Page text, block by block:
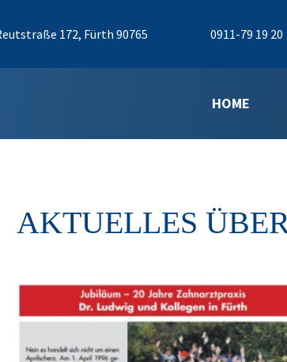
172, Fürth 90765 0911-79 19 20
HOME
AKTUELLES